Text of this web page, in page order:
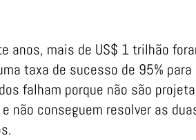
anos, mais de US$ 1 trilhão
taxa de sucesso de 95%
falham porque não são
não conseguem resolver as